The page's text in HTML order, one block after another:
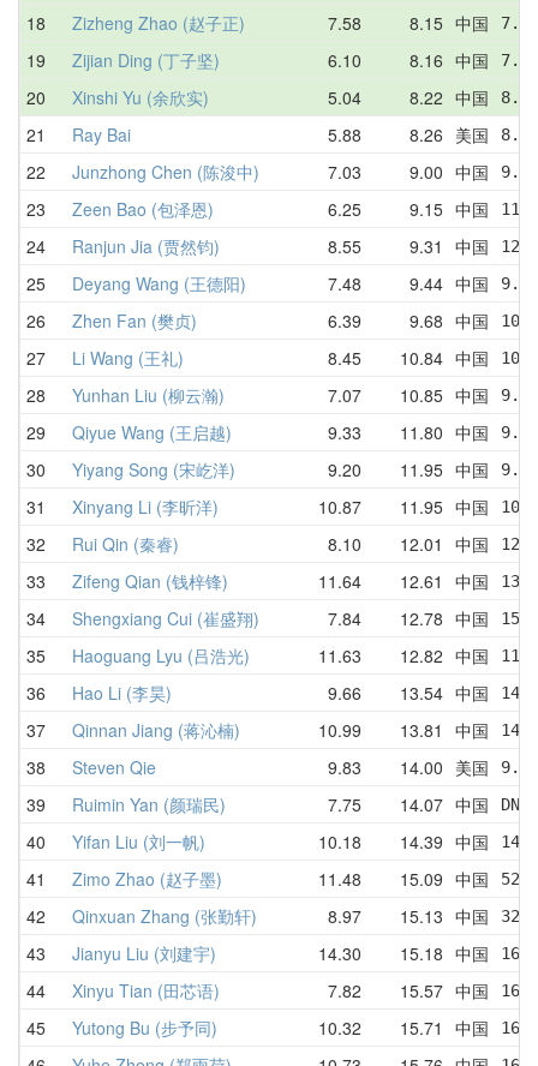
18 Zizheng Zhao (赵子正) 7.58 8.15 中国
19 Zijian Ding (丁子坚) 6.10 8.16 中国
20 Xinshi Yu (余欣实) 5.04 8.22 中国
21 Ray Bai 5.88 8.26 美国
22 Junzhong Chen (陈浚中) 7.03 9.00 中国
23 Zeen Bao (包泽恩) 6.25 9.15 中国
24 Ranjun Jia (贾然钧) 8.55 9.31 中国
25 Deyang Wang (王德阳) 7.48 9.44 中国
26 Zhen Fan (樊贞) 6.39 9.68 中国
27 Li Wang (王礼) 8.45 10.84 中国
28 Yunhan Liu (柳云瀚) 7.07 10.85 中国
29 Qiyue Wang (王启越) 9.33 11.80 中国
30 Yiyang Song (宋屹洋) 9.20 11.95 中国
31 Xinyang Li (李昕洋) 10.87 11.95 中国
32 Rui Qin (秦睿) 8.10 12.01 中国
33 Zifeng Qian (钱梓锋) 11.64 12.61 中国
34 Shengxiang Cui (崔盛翔) 7.84 12.78 中国
35 Haoguang Lyu (吕浩光) 11.63 12.82 中国
36 Hao Li (李昊) 9.66 13.54 中国
37 Qinnan Jiang (蒋沁楠) 10.99 13.81 中国
38 Steven Qie 9.83 14.00 美国
39 Ruimin Yan (颜瑞民) 7.75 14.07 中国
40 Yifan Liu (刘一帆) 10.18 14.39 中国
41 Zimo Zhao (赵子墨) 11.48 15.09 中国
42 Qinxuan Zhang (张勤轩) 8.97 15.13 中国
43 Jianyu Liu (刘建宇) 14.30 15.18 中国
44 Xinyu Tian (田芯语) 7.82 15.57 中国
45 Yutong Bu (步予同) 10.32 15.71 中国